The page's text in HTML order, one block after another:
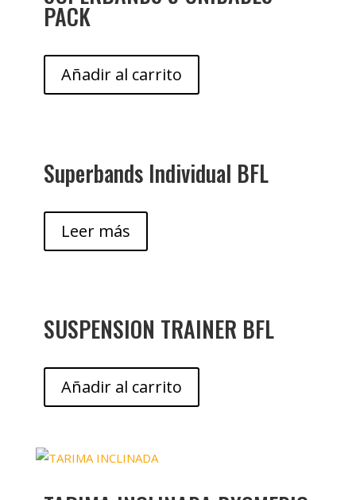
PACK
Añadir al carrito
Superbands Individual BFL
Leer más
SUSPENSION TRAINER BFL
Añadir al carrito